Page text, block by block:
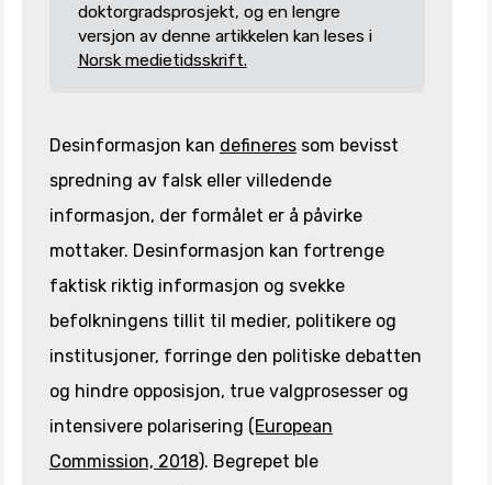
doktorgradsprosjekt, og en lengre
versjon av denne artikkelen kan leses i
Norsk medietidsskrift.
Desinformasjon kan defineres som bevisst
spredning av falsk eller villedende
informasjon, der formålet er å påvirke
mottaker. Desinformasjon kan fortrenge
faktisk riktig informasjon og svekke
befolkningens tillit til medier, politikere og
institusjoner, forringe den politiske debatten
og hindre opposisjon, true valgprosesser og
intensivere polarisering (European
Commission, 2018). Begrepet ble